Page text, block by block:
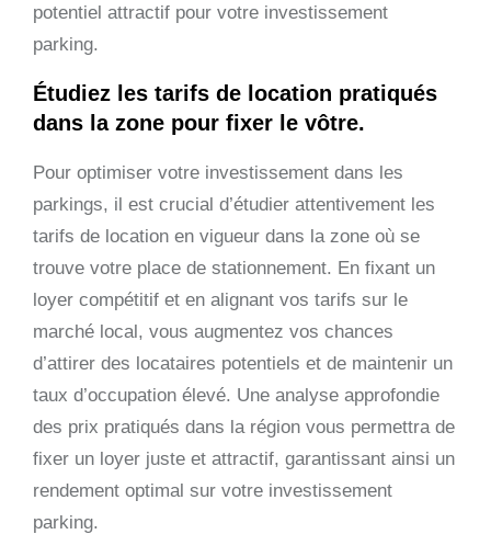
potentiel attractif pour votre investissement
parking.
Étudiez les tarifs de location pratiqués
dans la zone pour fixer le vôtre.
Pour optimiser votre investissement dans les
parkings, il est crucial d’étudier attentivement les
tarifs de location en vigueur dans la zone où se
trouve votre place de stationnement. En fixant un
loyer compétitif et en alignant vos tarifs sur le
marché local, vous augmentez vos chances
d’attirer des locataires potentiels et de maintenir un
taux d’occupation élevé. Une analyse approfondie
des prix pratiqués dans la région vous permettra de
fixer un loyer juste et attractif, garantissant ainsi un
rendement optimal sur votre investissement
parking.